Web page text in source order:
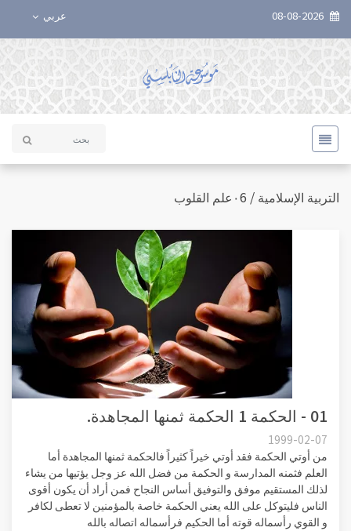
عربي
التربية الإسلامية / ٠6علم القلوب
01 - الحكمة 1 الحكمة ثمنها المجاهدة.
1999-02-07
من أوتي الحكمة فقد أوتي خيراً كثيراً فالحكمة ثمنها المجاهدة أما
العلم فثمنه المدارسة و الحكمة من فضل الله عز وجل يؤتيها من يشاء
لذلك المستقيم موفق والتوفيق أساس النجاح فمن أراد أن يكون أقوى
الناس فليتوكل على الله يعني الحكمة خاصة بالمؤمنين لا تعطى لكافر
و القوي رأسماله قوته أما الحكيم فرأسماله اتصاله بالله